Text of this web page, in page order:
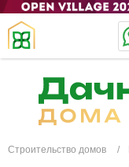
Строительство домов